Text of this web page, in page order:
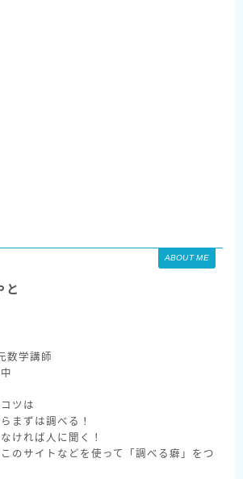
ABOUT ME
と
数学講師
ツは
まずは調べる！
ければ人に聞く！
のサイトなどを使って「調べる癖」をつ